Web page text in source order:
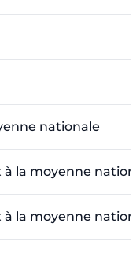
nationale
la moyenne
la moyenne